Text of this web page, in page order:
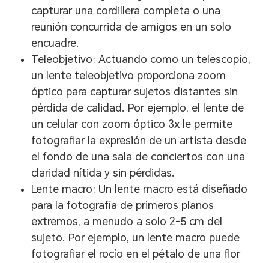
capturar una cordillera completa o una
reunión concurrida de amigos en un solo
encuadre.
Teleobjetivo: Actuando como un telescopio,
un lente teleobjetivo proporciona zoom
óptico para capturar sujetos distantes sin
pérdida de calidad. Por ejemplo, el lente de
un celular con zoom óptico 3x le permite
fotografiar la expresión de un artista desde
el fondo de una sala de conciertos con una
claridad nítida y sin pérdidas.
Lente macro: Un lente macro está diseñado
para la fotografía de primeros planos
extremos, a menudo a solo 2–5 cm del
sujeto. Por ejemplo, un lente macro puede
fotografiar el rocío en el pétalo de una flor